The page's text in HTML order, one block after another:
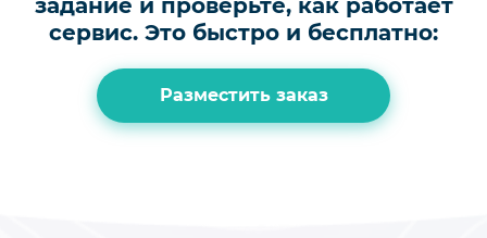
задание и проверьте, как работает
сервис. Это быстро и бесплатно:
Разместить заказ